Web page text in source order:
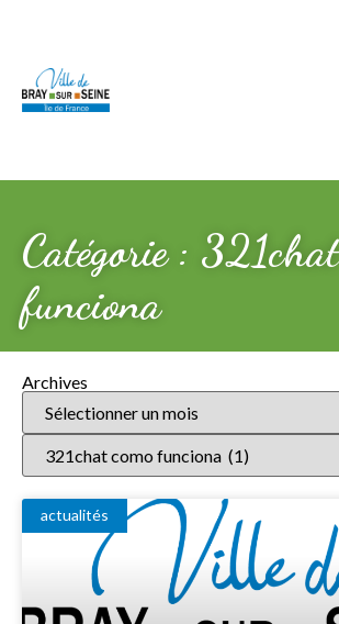
Catégorie :
funciona
Archives
actualités